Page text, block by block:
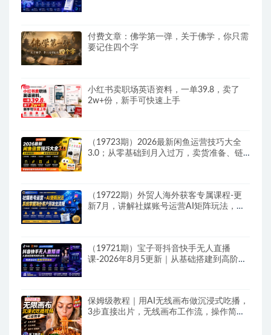
付费文章：佛学第一弹，关于佛学，你只需
要记住四个字
小红书卖职场英语资料，一单39.8，卖了
2w+份，新手可快速上手
（19723期）2026最新闲鱼运营技巧大全
3.0；从零基础到月入过万，卖货准备、链
（19722期）外贸人海外获客专属课程-更
新7月，讲解社媒账号运营AI矩阵玩法，，
（19721期）宝子哥抖音快手无人直播
课-2026年8月5更新｜从基础搭建到高阶起
保姆级教程｜用AI无线画布做沉浸式吃播，
3步直接出片，无线画布工作流，操作简单